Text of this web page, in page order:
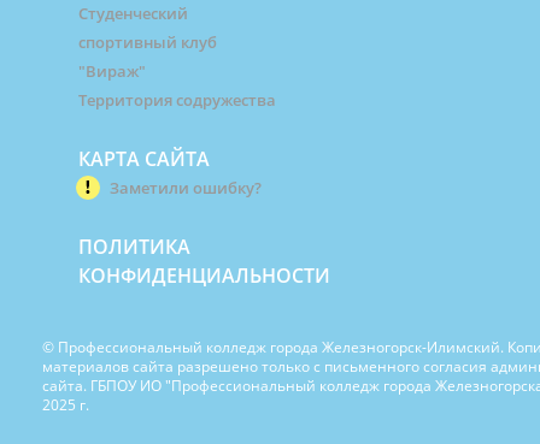
Студенческий
спортивный клуб
"Вираж"
Территория содружества
КАРТА САЙТА
Заметили ошибку?
ПОЛИТИКА
КОНФИДЕНЦИАЛЬНОСТИ
© Профессиональный колледж города Железногорск-Илимский.
материалов сайта разрешено только с письменного согласия
сайта. ГБПОУ ИО "Профессиональный колледж города
2025 г.